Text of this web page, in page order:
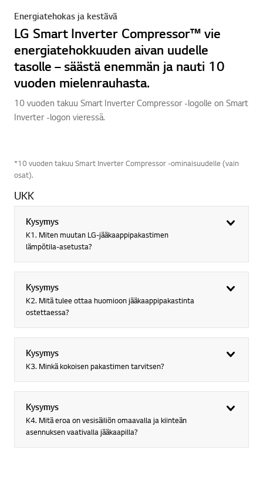
Energiatehokas ja kestävä
LG Smart Inverter Compressor™ vie
energiatehokkuuden aivan uudelle
tasolle – säästä enemmän ja nauti 10
vuoden mielenrauhasta.
10 vuoden takuu Smart Inverter Compressor -logolle on Smart
Inverter -logon vieressä.
*10 vuoden takuu Smart Inverter Compressor -ominaisuudelle (vain
osat).
UKK
Kysymys
K1. Miten muutan LG-jääkaappipakastimen
lämpötila-asetusta?
Kysymys
K2. Mitä tulee ottaa huomioon jääkaappipakastinta
ostettaessa?
Kysymys
K3. Minkä kokoisen pakastimen tarvitsen?
Kysymys
K4. Mitä eroa on vesisäiliön omaavalla ja kiinteän
asennuksen vaativalla jääkaapilla?